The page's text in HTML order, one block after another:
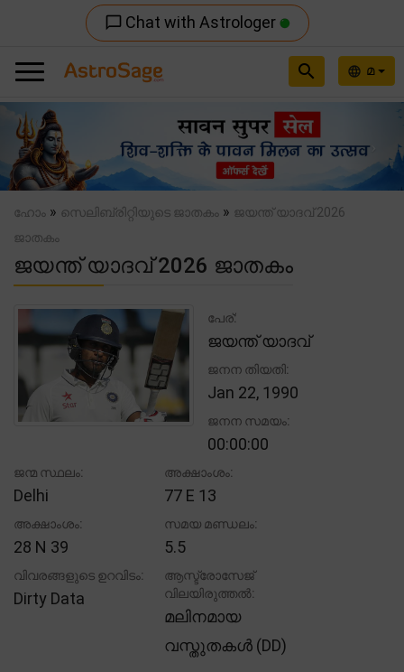
chat_bubble_outline Chat with Astrologer
language മ
search
Previous
ഹോം » സെലിബ്രിറ്റിയുടെ ജാതകം » ജയന്ത് യാദവ് 2026
ജാതകം
ജയന്ത് യാദവ് 2026 ജാതകം
പേര്:
ജയന്ത് യാദവ്
ജനന തിയതി:
Jan 22, 1990
ജനന സമയം:
00:00:00
ജന്മ സ്ഥലം:
Delhi
അക്ഷാംശം:
77 E 13
അക്ഷാംശം:
28 N 39
സമയ മണ്ഡലം:
5.5
വിവരങ്ങളുടെ ഉറവിടം:
Dirty Data
ആസ്ട്രോസേജ്
വിലയിരുത്തൽ:
മലിനമായ
വസ്തുതകൾ (DD)